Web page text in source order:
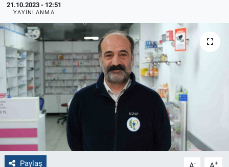
21.10.2023 - 12:51
YAYINLANMA
Paylaş - +
Politika
Bilecik
Kütahya
Gezi
Genel
Çevre